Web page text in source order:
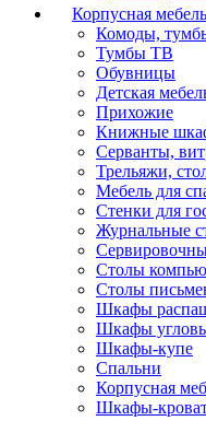
Корпусная мебель
Комоды,
Тумбы ТВ
Обувницы
Детская
Прихожие
Книжные
Серванты,
Трельяжи,
Мебель для
Стенки для
Журнальные
Столы
Столы
Шкафы
Шкафы
Шкафы-купе
Спальни
Корпусная
Шкафы-